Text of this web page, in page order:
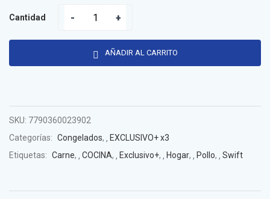
Cantidad
AÑADIR AL CARRITO
SKU: 7790360023902
Categorías: Congelados,
EXCLUSIVO+ x3
Etiquetas: Carne, COCINA, Exclusivo+, Hogar, Pollo, Swift